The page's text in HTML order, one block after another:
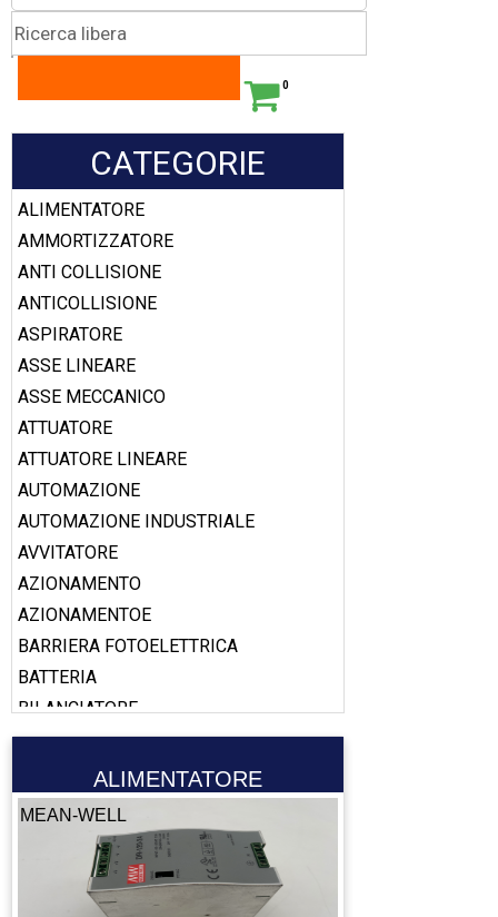
0
CATEGORIE
ALIMENTATORE
AMMORTIZZATORE
ANTI COLLISIONE
ANTICOLLISIONE
ASPIRATORE
ASSE LINEARE
ASSE MECCANICO
ATTUATORE
ATTUATORE LINEARE
AUTOMAZIONE
AUTOMAZIONE INDUSTRIALE
AVVITATORE
AZIONAMENTO
AZIONAMENTOE
BARRIERA FOTOELETTRICA
BATTERIA
BILANCIATORE
BOBINA
CABLAGGIO
CALAMITA
CAMERA
ALIMENTATORE
MEAN-WELL